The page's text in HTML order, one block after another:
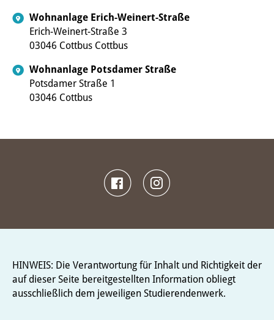
Wohnanlage Erich-Weinert-Straße
Erich-Weinert-Straße 3
03046 Cottbus Cottbus
Wohnanlage Potsdamer Straße
Potsdamer Straße 1
03046 Cottbus
HINWEIS: Die Verantwortung für Inhalt und Richtigkeit der
auf dieser Seite bereitgestellten Information obliegt
ausschließlich dem jeweiligen Studierendenwerk.